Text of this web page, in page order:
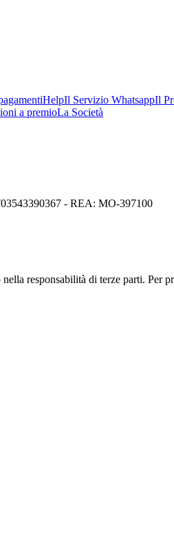
HelpIl Servizio WhatsappIl
a premioLa Società
- REA: MO-397100
responsabilità di terze parti. Per